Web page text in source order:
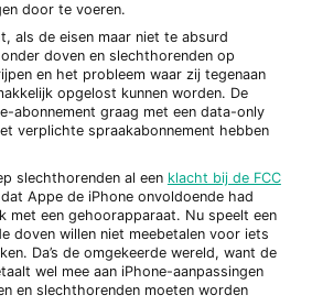
door te voeren.
als de eisen maar niet te absurd
doven en slechthorenden op
en het probleem waar zij tegenaan
opgelost kunnen worden. De
abonnement graag met een data-only
verplichte spraakabonnement hebben
slechthorenden al een klacht bij de FCC
Appe de iPhone onvoldoende had
met een gehoorapparaat. Nu speelt een
doven willen niet meebetalen voor iets
Da’s de omgekeerde wereld, want de
wel mee aan iPhone-aanpassingen
en slechthorenden moeten worden